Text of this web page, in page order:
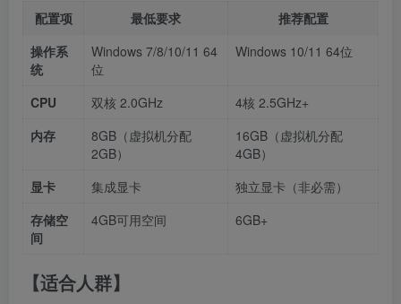
配置项 最低要求
推荐配置
操作系
统
Windows 7/8/10/11 64
位
Windows 10/11 64位
CPU 双核 2.0GHz
4核 2.5GHz+
内存
8GB（虚拟机分配
2GB）
16GB（虚拟机分配
4GB）
显卡
集成显卡
独立显卡（非必需）
存储空
间
4GB可用空间 6GB+
【适合人群】